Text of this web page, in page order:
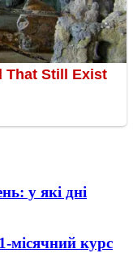
у які дні
місячний курс